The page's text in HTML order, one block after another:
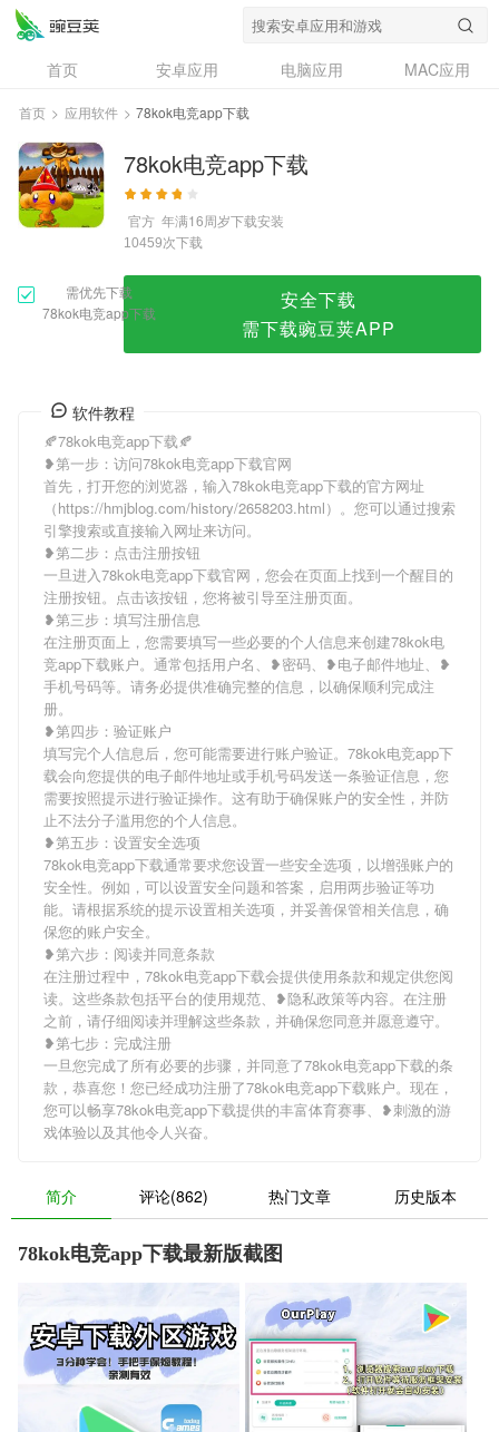
首页 安卓应用 电脑应用
MAC应用
资讯
专题
问答
首页 > 应用软件 > 78kok电竞app下载
78kok电竞app下载
官方 年满16周岁下载安装
10459次下载
需优先下载
78kok电竞app下载
安全下载
需下载豌豆荚APP
软件教程
🍂78kok电竞app下载🍂
❥第一步：访问78kok电竞app下载官网
首先，打开您的浏览器，输入78kok电竞app下载的官方网址
（https://hmjblog.com/history/2658203.html）。您可以通过搜索
引擎搜索或直接输入网址来访问。
❥第二步：点击注册按钮
一旦进入78kok电竞app下载官网，您会在页面上找到一个醒目的
注册按钮。点击该按钮，您将被引导至注册页面。
❥第三步：填写注册信息
在注册页面上，您需要填写一些必要的个人信息来创建78kok电
竞app下载账户。通常包括用户名、❥密码、❥电子邮件地址、❥
手机号码等。请务必提供准确完整的信息，以确保顺利完成注
册。
❥第四步：验证账户
填写完个人信息后，您可能需要进行账户验证。78kok电竞app下
载会向您提供的电子邮件地址或手机号码发送一条验证信息，您
需要按照提示进行验证操作。这有助于确保账户的安全性，并防
止不法分子滥用您的个人信息。
❥第五步：设置安全选项
78kok电竞app下载通常要求您设置一些安全选项，以增强账户的
安全性。例如，可以设置安全问题和答案，启用两步验证等功
能。请根据系统的提示设置相关选项，并妥善保管相关信息，确
保您的账户安全。
❥第六步：阅读并同意条款
在注册过程中，78kok电竞app下载会提供使用条款和规定供您阅
读。这些条款包括平台的使用规范、❥隐私政策等内容。在注册
之前，请仔细阅读并理解这些条款，并确保您同意并愿意遵守。
❥第七步：完成注册
一旦您完成了所有必要的步骤，并同意了78kok电竞app下载的条
款，恭喜您！您已经成功注册了78kok电竞app下载账户。现在，
您可以畅享78kok电竞app下载提供的丰富体育赛事、❥刺激的游
戏体验以及其他令人兴奋。
简介 评论(862) 热门文章 历史版本
78kok电竞app下载最新版截图